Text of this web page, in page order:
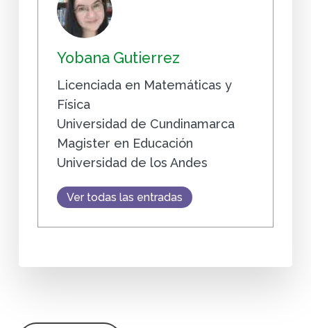
Yobana Gutierrez
Licenciada en Matemáticas y
Física
Universidad de Cundinamarca
Magister en Educación
Universidad de los Andes
Ver todas las entradas